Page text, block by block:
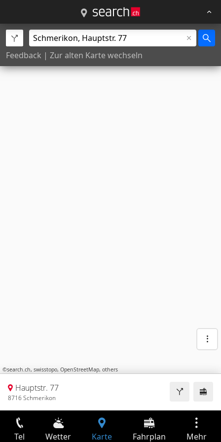
Feedback | Zur alten Karte wechseln
©search.ch, swisstopo, OpenStreetMap, others
Hauptstr. 77
8716 Schmerikon
Tel Wetter Karte Fahrplan Mehr